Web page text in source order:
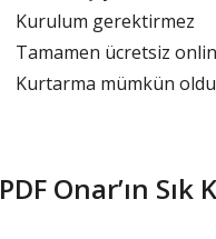
Kurulum gerektirmez
Tamamen ücretsiz
Kurtarma mümkün
PDF Onar’ın